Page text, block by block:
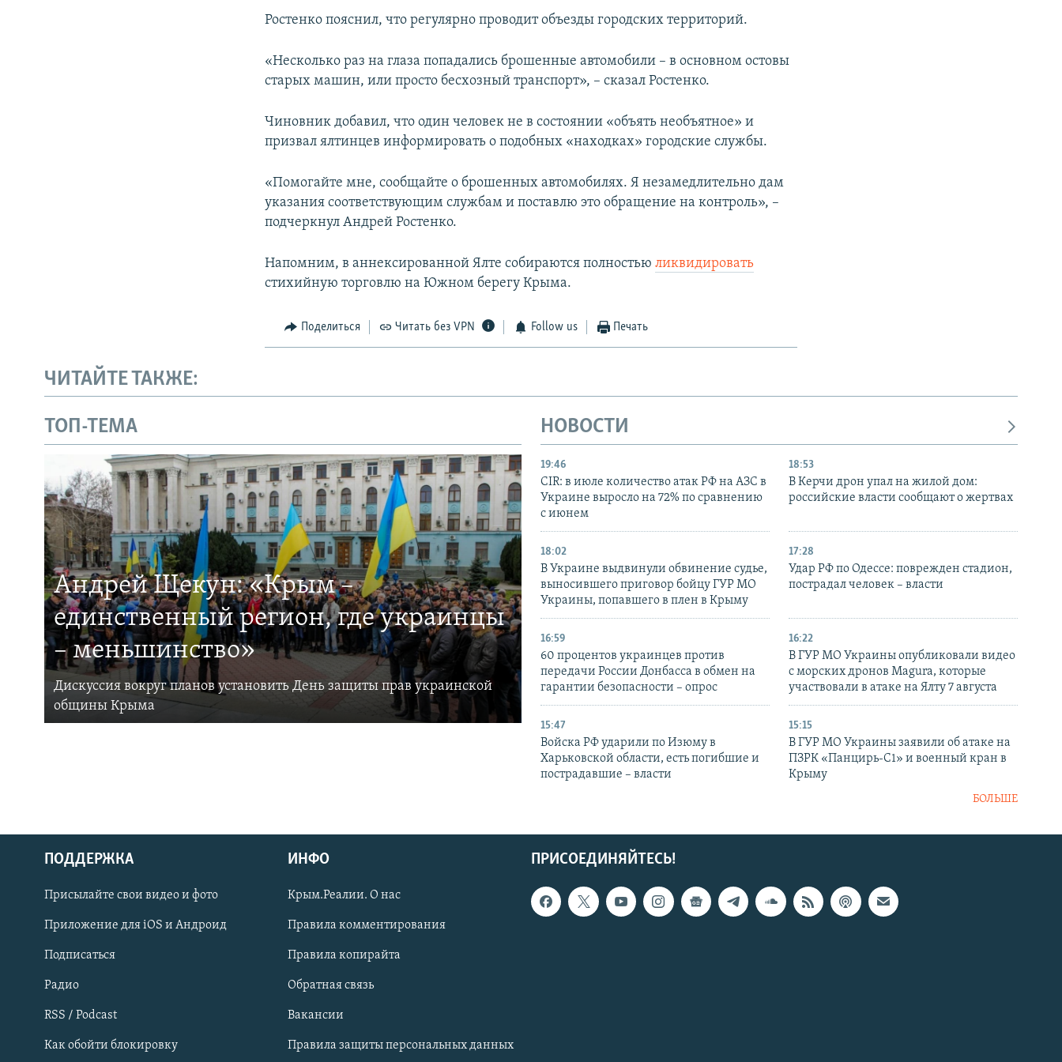
Українською
Qırımtatar
ПРИСОЕДИНЯЙТЕСЬ!
Ростенко пояснил, что регулярно проводит объезды городских территорий.
«Несколько раз на глаза попадались брошенные автомобили – в основном остовы
старых машин, или просто бесхозный транспорт», – сказал Ростенко.
Чиновник добавил, что один человек не в состоянии «объять необъятное» и
призвал ялтинцев информировать о подобных «находках» городские службы.
«Помогайте мне, сообщайте о брошенных автомобилях. Я незамедлительно дам
указания соответствующим службам и поставлю это обращение на контроль», –
подчеркнул Андрей Ростенко.
Напомним, в аннексированной Ялте собираются полностьюликвидировать
стихийную торговлю на Южном берегу Крыма.
Поделиться Читать без VPN Follow us Печать
ЧИТАЙТЕ ТАКЖЕ:
ТОП-ТЕМА
Андрей Щекун: «Крым –
единственный регион, где украинцы
– меньшинство»
Дискуссия вокруг планов установить День защиты прав украинской
общины Крыма
НОВОСТИ
19:46
CIR: в июле количество атак РФ на АЗС в
Украине выросло на 72% по сравнению
с июнем
18:53
В Керчи дрон упал на жилой дом:
российские власти сообщают о жертвах
18:02
В Украине выдвинули обвинение судье,
выносившего приговор бойцу ГУР МО
Украины, попавшего в плен в Крыму
17:28
Удар РФ по Одессе: поврежден стадион,
пострадал человек – власти
16:59
60 процентов украинцев против
передачи России Донбасса в обмен на
гарантии безопасности – опрос
16:22
В ГУР МО Украины опубликовали видео
с морских дронов Magura, которые
участвовали в атаке на Ялту 7 августа
15:47
Войска РФ ударили по Изюму в
Харьковской области, есть погибшие и
пострадавшие – власти
15:15
В ГУР МО Украины заявили об атаке на
ПЗРК «Панцирь-С1» и военный кран в
Крыму
БОЛЬШЕ
ПРИСОЕДИНЯЙТЕСЬ!
ПОДДЕРЖКА
Присылайте свои видео и фото
Приложение для iOS и Андроид
Подписаться
Радио
RSS / Podcast
Как обойти блокировку
ИНФО
Крым.Реалии. О нас
Правила комментирования
Правила копирайта
Обратная связь
Вакансии
Правила защиты персональных данных